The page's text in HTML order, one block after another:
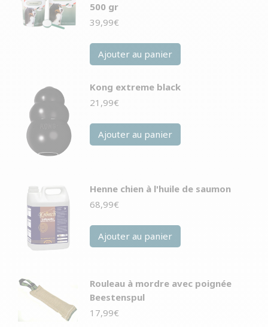
500 gr
39,99€
Ajouter au panier
Kong extreme black
21,99€
Ajouter au panier
Henne chien à l'huile de saumon
68,99€
Ajouter au panier
Rouleau à mordre avec poignée
Beestenspul
17,99€